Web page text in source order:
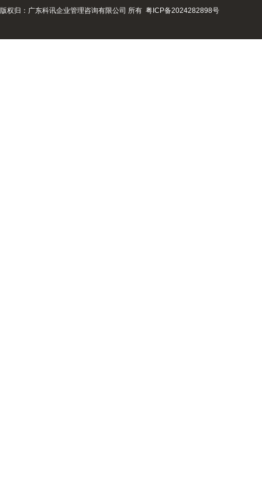
版权归：广东科讯企业管理咨询有限公司 所有 粤ICP备2024282898号